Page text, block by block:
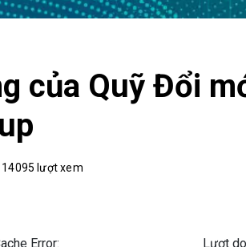
của Quỹ Đổi
14095 lượt xem
Error:
Lượt